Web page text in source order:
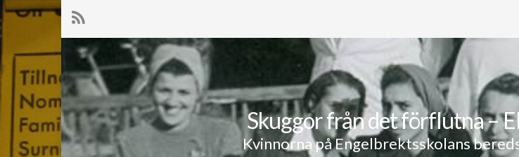
Skuggor från det förflutna –
Kvinnorna på Engelbrektsskolans